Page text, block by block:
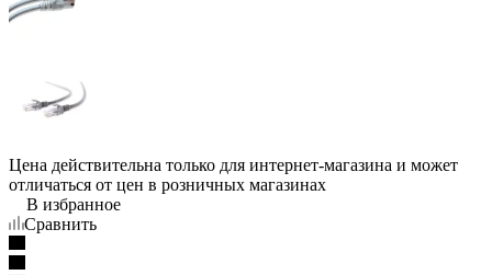
Цена действительна только для интернет-магазина и может
отличаться от цен в розничных магазинах
В избранное
Сравнить